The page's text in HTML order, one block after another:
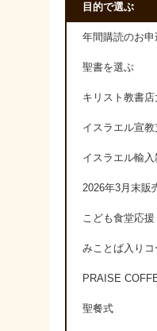
目的で選ぶ
年間購読のお申
聖書を選ぶ
キリスト教書店
イスラエル宣教
イスラエル輸入
2026年3月末販
こども食堂応援
みことば入りコ
PRAISE
聖餐式